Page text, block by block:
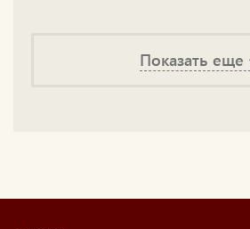
Показать еще